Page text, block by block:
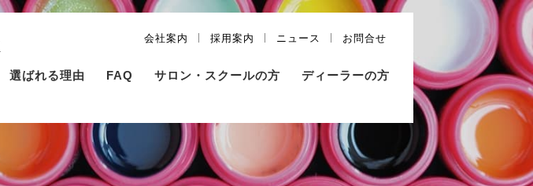
会社案内 採用案内 ニュース お問合せ
選ばれる理由 FAQ サロン・スクールの方
ディーラーの方